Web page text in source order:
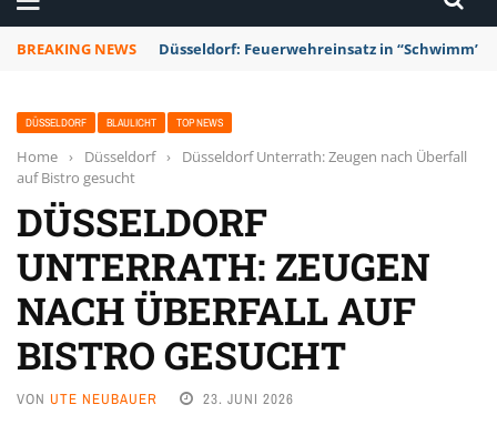
BREAKING NEWS Düsseldorf: Feuerwehreinsatz in “Schwimm’
DÜSSELDORF BLAULICHT TOP NEWS
Home › Düsseldorf ›
Düsseldorf Unterrath: Zeugen nach Überfall
auf Bistro gesucht
DÜSSELDORF
UNTERRATH: ZEUGEN
NACH ÜBERFALL AUF
BISTRO GESUCHT
VON UTE NEUBAUER 23. JUNI 2026